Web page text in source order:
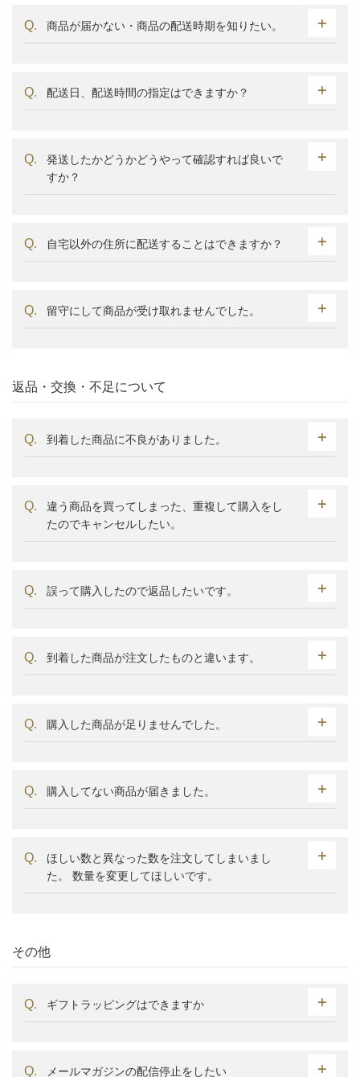
商品が届かない・商品の配送時期を知りたい。
配送日、配送時間の指定はできますか？
発送したかどうかどうやって確認すれば良いで
すか？
自宅以外の住所に配送することはできますか？
留守にして商品が受け取れませんでした。
返品・交換・不足について
到着した商品に不良がありました。
違う商品を買ってしまった、重複して購入をし
たのでキャンセルしたい。
誤って購入したので返品したいです。
到着した商品が注文したものと違います。
購入した商品が足りませんでした。
購入してない商品が届きました。
ほしい数と異なった数を注文してしまいまし
た。 数量を変更してほしいです。
その他
ギフトラッピングはできますか
メールマガジンの配信停止をしたい